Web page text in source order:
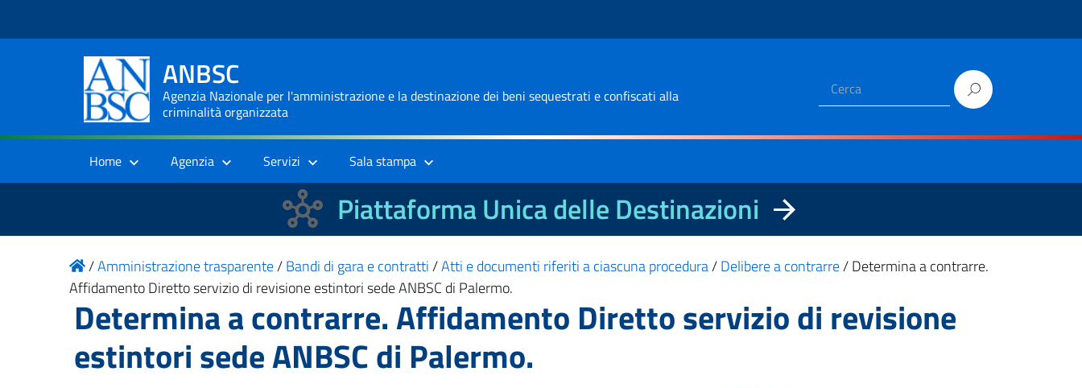
ANBSC
Agenzia Nazionale per l'amministrazione e la destinazione dei beni sequestrati e confiscati alla
criminalità organizzata
Home Agenzia Servizi Sala stampa
Piattaforma Unica delle Destinazioni
/Amministrazione trasparente/Bandi di gara e contratti/Atti e documenti riferiti a ciascuna procedura/Delibere a contrarre/Determina a contrarre.
Affidamento Diretto servizio di revisione estintori sede ANBSC di Palermo.
Determina a contrarre. Affidamento Diretto servizio di revisione
estintori sede ANBSC di Palermo.